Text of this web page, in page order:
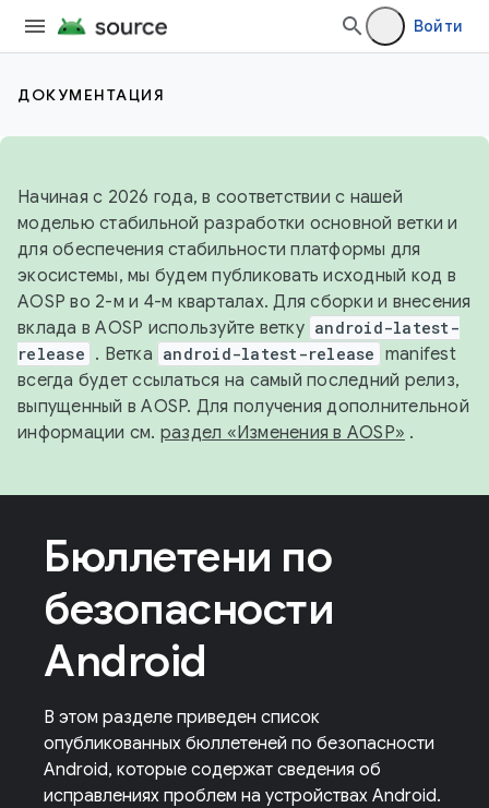
Войти
ДОКУМЕНТАЦИЯ
Начиная с 2026 года, в соответствии с нашей
моделью стабильной разработки основной ветки и
для обеспечения стабильности платформы для
экосистемы, мы будем публиковать исходный код в
AOSP во 2-м и 4-м кварталах. Для сборки и внесения
вклада в AOSP используйте ветку android-latest-
release . Ветка android-latest-release manifest
всегда будет ссылаться на самый последний релиз,
выпущенный в AOSP. Для получения дополнительной
информации см. раздел «Изменения в AOSP» .
Бюллетени по
безопасности
Android
В этом разделе приведен список
опубликованных бюллетеней по безопасности
Android, которые содержат сведения об
исправлениях проблем на устройствах Android.